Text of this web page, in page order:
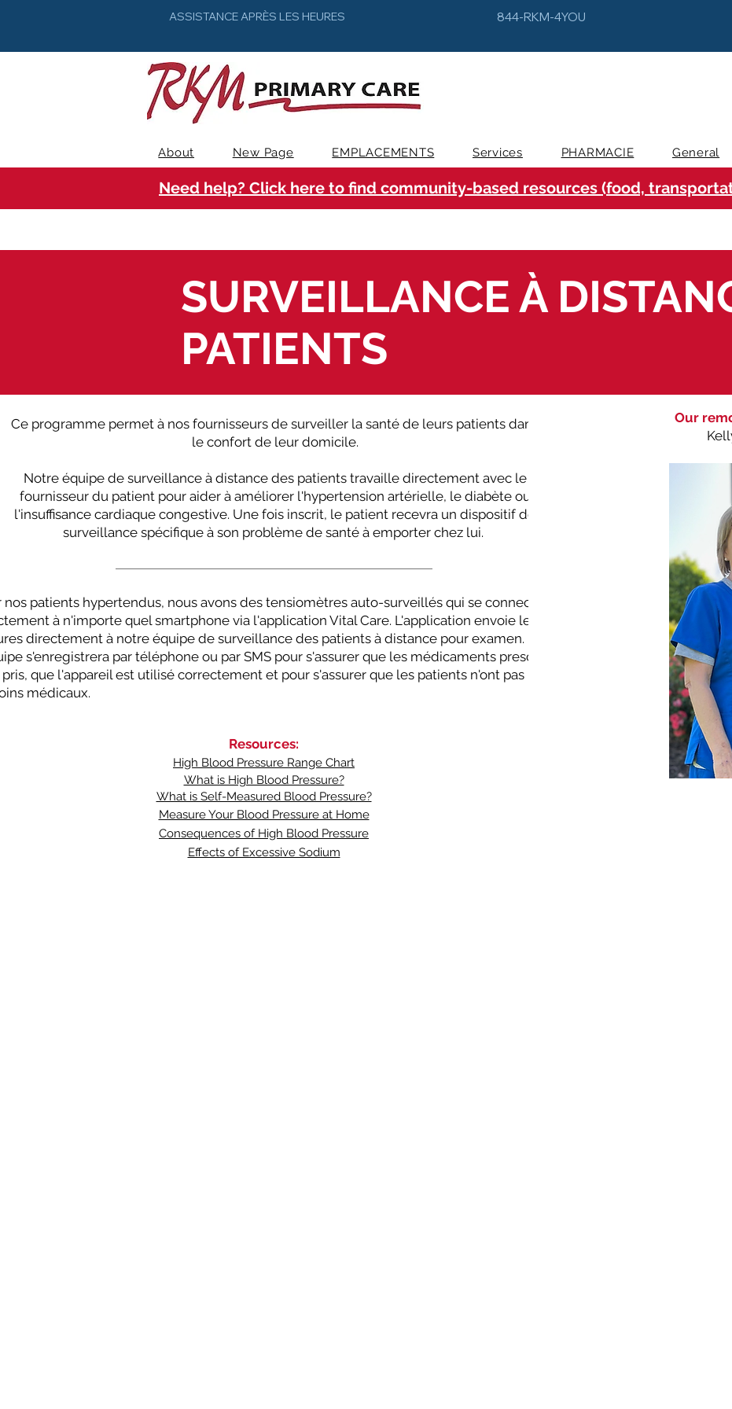
ASSISTANCE APRÈS LES HEURES 844-RKM-4YOU
About New Page EMPLACEMENTS Services PHARMACIE General
Need help? Click here to find community-based resources (food,
SURVEILLANCE À
PATIENTS
Ce programme permet à nos fournisseurs de surveiller la santé de leurs patients dans
le confort de leur domicile.
Notre équipe de surveillance à distance des patients travaille directement avec le
fournisseur du patient pour aider à améliorer l'hypertension artérielle, le diabète ou
l'insuffisance cardiaque congestive. Une fois inscrit, le patient recevra un dispositif de
surveillance spécifique à son problème de santé à emporter chez lui.
nos patients hypertendus, nous avons des tensiomètres auto-surveillés qui se connectent
à n'importe quel smartphone via l'application Vital Care. L'application envoie les
directement à notre équipe de surveillance des patients à distance pour examen.
s'enregistrera par téléphone ou par SMS pour s'assurer que les médicaments prescrits
que l'appareil est utilisé correctement et pour s'assurer que les patients n'ont pas besoin
médicaux.
Resources:
High Blood Pressure Range Chart
What is High Blood Pressure?
What is Self-Measured Blood Pressure?
Measure Your Blood Pressure at Home
Consequences of High Blood Pressure
Effects of Excessive Sodium
Our